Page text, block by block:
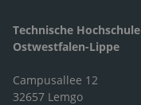
Technische Hochschule
Ostwestfalen-Lippe
Campusallee 12
32657 Lemgo